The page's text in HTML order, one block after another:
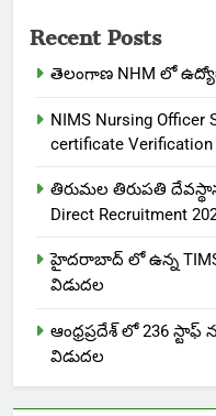
Recent Posts
తెలంగాణ NHM లో
NIMS Nursing Officer
certificate Verification
తిరుమల తిరుపతి
Direct Recruitment
హైదరాబాద్ లో ఉన్న
విడుదల
ఆంధ్రప్రదేశ్ లో 236
విడుదల